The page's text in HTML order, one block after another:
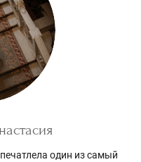
один из самый